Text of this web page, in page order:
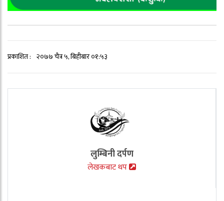
प्रकाशित : २०७७ चैत्र ५, बिहीबार ०१:५३
लुम्बिनी दर्पण
लेखकबाट थप